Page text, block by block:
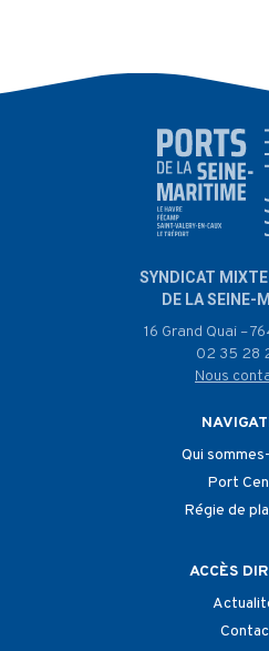
SYNDICAT
DE LA SEINE-
16 Grand Quai –
02 35 28
Nous
Qui
Port
Régie de
ACCÈS